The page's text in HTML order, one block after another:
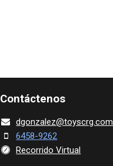
Contácte​nos
dgonza​lez@toy​scrg.c​o​m
6458-9262
Recorrido Virtual